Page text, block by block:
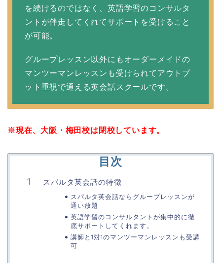
を続けるのではなく、英語学習のコンサルタ
ントが伴走してくれてサポートを受けること
が可能。
グループレッスン以外にもオーダーメイドの
マンツーマンレッスンも受けられてアウトプ
ット重視で通える英会話スクールです。
※現在、大阪・梅田校は閉校しています。
目次
スパルタ英会話の特徴
スパルタ英会話ならグループレッスンが
通い放題
英語学習のコンサルタントが集中的に徹
底サポートしてくれます。
講師と1対1のマンツーマンレッスンも受講
可